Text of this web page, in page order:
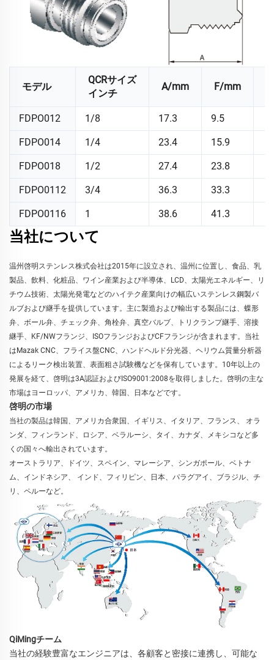
モデル
QCRサイズ
インチ
A/mm F/mm
FDPO012 1/8 17.3 9.5
FDPO014 1/4 23.4 15.9
FDPO018 1/2 27.4 23.8
FDPO0112 3/4 36.3 33.3
FDPO0116 1 38.6 41.3
当社について
温州啓明ステンレス株式会社は2015年に設立され、温州に位置し、食品、乳
製品、飲料、化粧品、ワイン産業および半導体、LCD、太陽光エネルギー、リ
チウム技術、太陽光発電などのハイテク産業向けの幅広いステンレス鋼製バ
ルブおよび継手を提供しています。主に製造および輸出する製品には、蝶形
弁、ボール弁、チェック弁、角栓弁、真空バルブ、トリクランプ継手、溶接
継手、KF/NWフランジ、ISOフランジおよびCFフランジが含まれます。当社
はMazak CNC、フライス盤CNC、ハンドヘルド分光器、ヘリウム質量分析器
によるリーク検出装置、表面粗さ試験機などを保有しています。10年以上の
発展を経て、啓明は3A認証およびISO9001:2008を取得しました。啓明の主な
市場はヨーロッパ、アメリカ、韓国、日本などです。
啓明の市場
当社の製品は韓国、アメリカ合衆国、イギリス、イタリア、フランス、 オラ
ンダ、フィンランド、ロシア、ベラルーシ、タイ、カナダ、メキシコなど多
くの国々へ輸出されています。
オーストラリア、ドイツ、スペイン、マレーシア、シンガポール、ベトナ
ム、インドネシア、 インド、フィリピン、日本、パラグアイ、ブラジル、チ
リ、ペルーなど。
QiMingチーム
当社の経験豊富なエンジニアは、各顧客と密接に連携し、可能な